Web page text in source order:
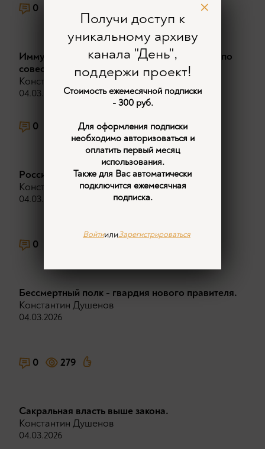
0
Иммунитет человека к соблазну, или выбор по
совести.
Константин Душенов
04.03.2026
0 276
Россия возвращает свою историю.
Константин Душенов
04.03.2026
0
Бессмертный полк - гвардия нового правителя.
Константин Душенов
04.03.2026
0 279
Сакральная власть выше закона.
Константин Душенов
04.03.2026
Получи доступ к
уникальному архиву
канала "День",
поддержи проект!
Стоимость ежемесячной подписки
- 300 руб.
Для оформления подписки
необходимо авторизоваться и
оплатить первый месяц
использования.
Также для Вас автоматически
подключится ежемесячная
подписка.
ВойтиилиЗарегистрироваться